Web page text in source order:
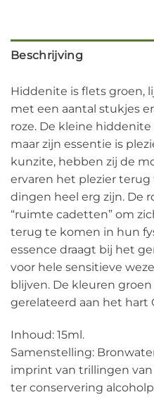
Beschrijving
Hiddenite is flets groen,
met een aantal stukjes
roze. De kleine
maar zijn essentie is
kunzite, hebben zij de
ervaren het plezier
dingen heel erg zijn. De
“ruimte cadetten” om
terug te komen in hun
essence draagt bij het
voor hele sensitieve
blijven. De kleuren
gerelateerd aan het hart
Inhoud: 15ml.
Samenstelling:
imprint van trillingen
ter conservering